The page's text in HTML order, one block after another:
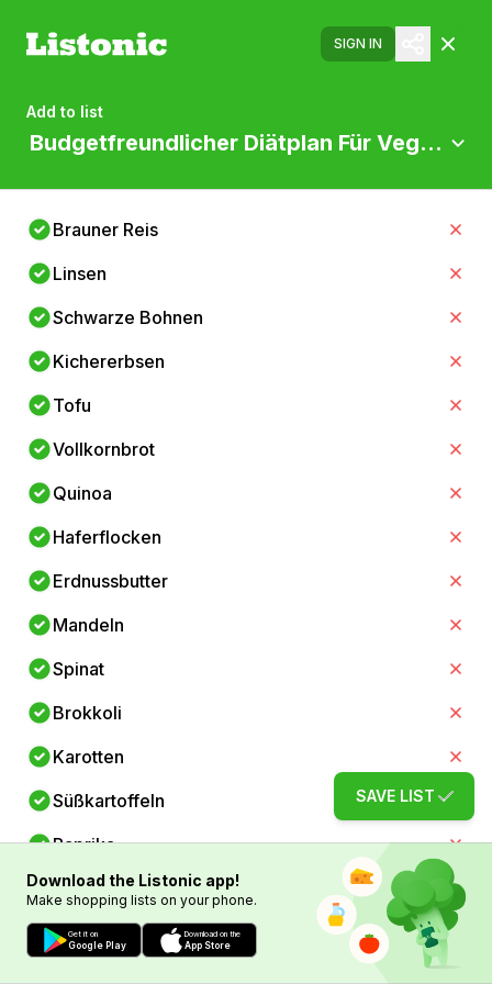
SIGN IN
Add to list
Budgetfreundlicher Diätplan Für Vegetarier
Brauner Reis
Linsen
Schwarze Bohnen
Kichererbsen
Tofu
Vollkornbrot
Quinoa
Haferflocken
Erdnussbutter
Mandeln
Spinat
Brokkoli
Karotten
Süßkartoffeln
Paprika
Zwiebeln
Knoblauch
SAVE LIST
Download the Listonic app!
Make shopping lists on your phone.
Get it on
Google Play
Download on the
App Store